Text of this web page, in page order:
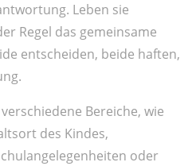
Leben sie
Regel das gemeinsame
entscheiden, beide haften,
Bereiche, wie
des Kindes,
oder